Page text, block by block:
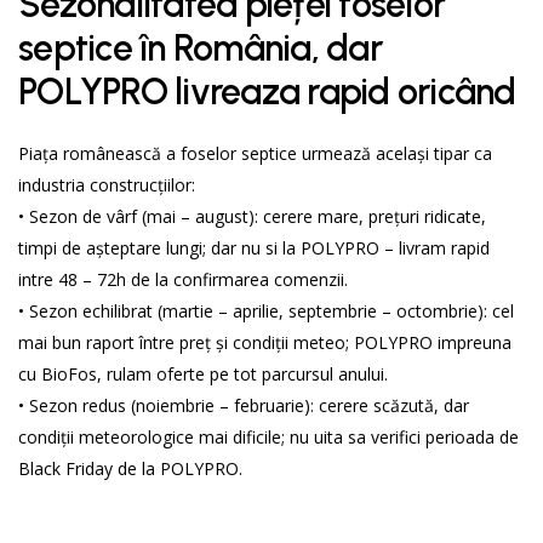
septice în România, dar
POLYPRO livreaza rapid oricând
Piața românească a foselor septice urmează același tipar ca
industria construcțiilor:
• Sezon de vârf (mai – august): cerere mare, prețuri ridicate,
timpi de așteptare lungi; dar nu si la POLYPRO – livram rapid
intre 48 – 72h de la confirmarea comenzii.
• Sezon echilibrat (martie – aprilie, septembrie – octombrie): cel
mai bun raport între preț și condiții meteo; POLYPRO impreuna
cu BioFos, rulam oferte pe tot parcursul anului.
• Sezon redus (noiembrie – februarie): cerere scăzută, dar
condiții meteorologice mai dificile; nu uita sa verifici perioada de
Black Friday de la POLYPRO.